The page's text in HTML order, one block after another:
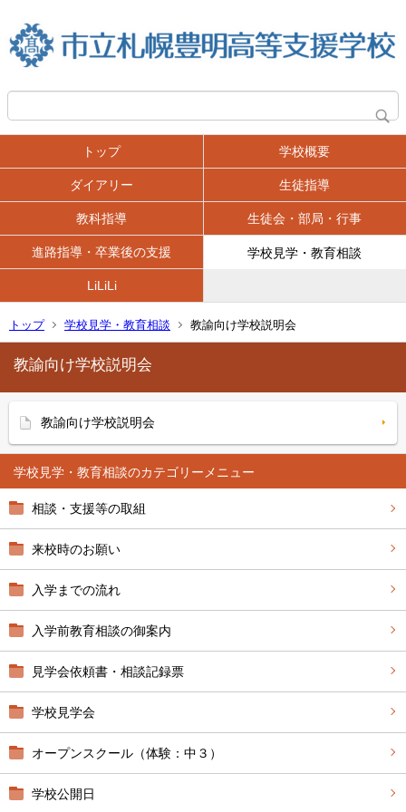
トップ 学校概要
ダイアリー 生徒指導
教科指導 生徒会・部局・行事
進路指導・卒業後の支援 学校見学・教育相談
LiLiLi
トップ 学校見学・教育相談 教諭向け学校説明会
学校見学・教育相談
相談・支援等の取組
来校時のお願い
入学までの流れ
入学前教育相談の御案内
見学会依頼書・相談記録票
学校見学会
オープンスクール（体験：中３）
学校公開日
教諭向け学校説明会
教諭向け学校説明会